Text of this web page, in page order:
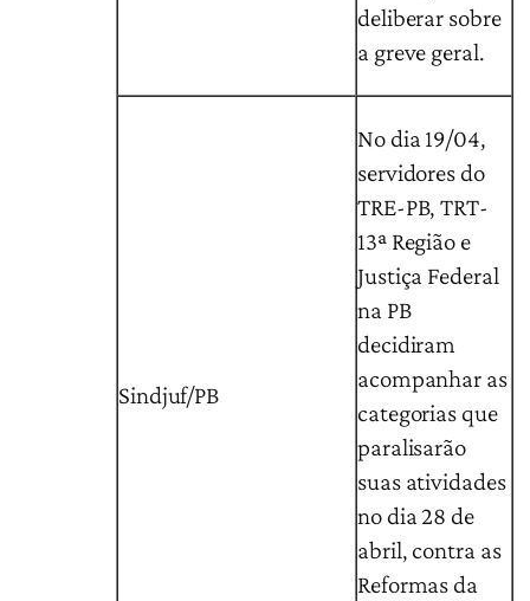
deliberar sobre
a greve geral.
Sindjuf/PB
No dia 19/04,
servidores do
TRE-PB, TRT-
13ª Região e
Justiça Federal
na PB
decidiram
acompanhar as
categorias que
paralisarão
suas atividades
no dia 28 de
abril, contra as
Reformas da